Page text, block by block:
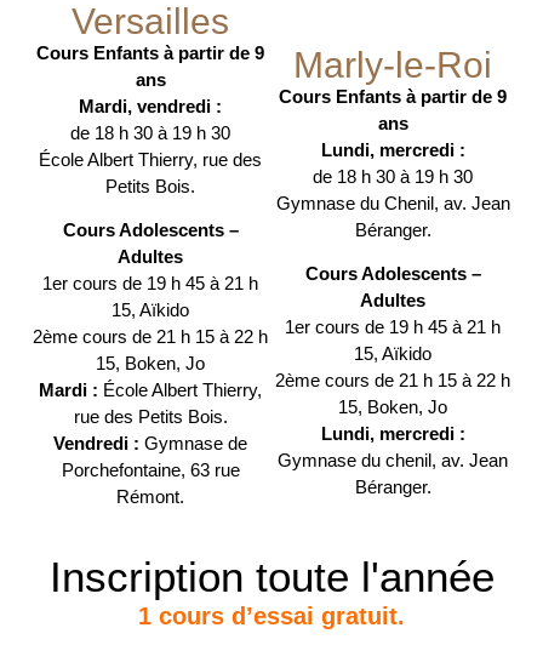
Versailles
Cours Enfants à partir de 9
ans
Mardi, vendredi :
de 18 h 30 à 19 h 30
École Albert Thierry, rue des
Petits Bois.
Cours Adolescents –
Adultes
1er cours de 19 h 45 à 21 h
15, Aïkido
2ème cours de 21 h 15 à 22 h
15, Boken, Jo
Mardi : École Albert Thierry,
rue des Petits Bois.
Vendredi : Gymnase de
Porchefontaine, 63 rue
Rémont.
Marly-le-Roi
Cours Enfants à partir de 9
ans
Lundi, mercredi :
de 18 h 30 à 19 h 30
Gymnase du Chenil, av. Jean
Béranger.
Cours Adolescents –
Adultes
1er cours de 19 h 45 à 21 h
15, Aïkido
2ème cours de 21 h 15 à 22 h
15, Boken, Jo
Lundi, mercredi :
Gymnase du chenil, av. Jean
Béranger.
Inscription toute l'année
1 cours d’essai gratuit.